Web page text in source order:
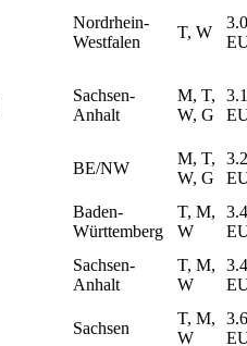
Nordrhein-
Westfalen
T, W
Sachsen-
Anhalt
M, T,
W, G
BE/NW
M, T,
W, G
Baden-
Württemberg
T, M,
W
Sachsen-
Anhalt
T, M,
W
Sachsen
T, M,
W